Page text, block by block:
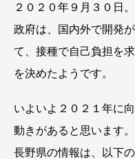
２０２０年９月３０日。
政府は、国内外で開発
て、接種で自己負担を
を決めたようです。
いよいよ２０２１年に
動きがあると思います。
長野県の情報は、以下